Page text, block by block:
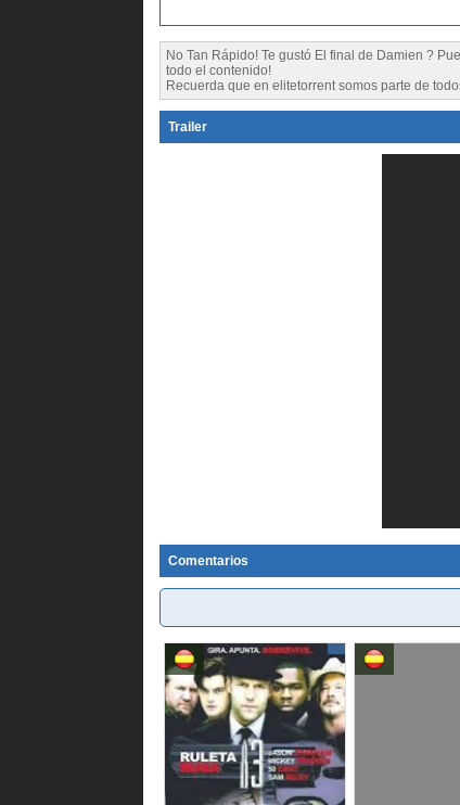
No Tan Rápido! Te gustó El final de Damien ?
todo el contenido!
Recuerda que en elitetorrent somos parte de
Trailer
Comentarios